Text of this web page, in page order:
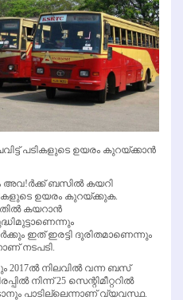
പടികളുടെ ഉയരം കുറയ്ക്കാന്‍
അവ!ര്‍ക്ക് ബസില്‍ കയറി
ഉയരം കുറയ്ക്കുക.
കയറാന്‍
ഇത് ഇരട്ടി ദുരിതമാണെന്നും
നടപടി.
2017ല്‍ നിലവില്‍ വന്ന ബസ്
നിന്ന് 25 സെന്റിമീറ്ററില്‍
പാടില്ലെന്നാണ് വ്യവസ്ഥ.